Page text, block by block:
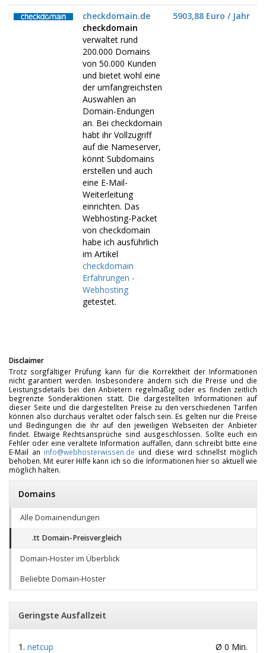
checkdomain.de
checkdomain
verwaltet rund
200.000 Domains
von 50.000 Kunden
und bietet wohl eine
der umfangreichsten
Auswahlen an
Domain-Endungen
an. Bei checkdomain
habt ihr Vollzugriff
auf die Nameserver,
könnt Subdomains
erstellen und auch
eine E-Mail-
Weiterleitung
einrichten. Das
Webhosting-Packet
von checkdomain
habe ich ausführlich
im Artikel
checkdomain
Erfahrungen -
Webhosting
getestet.
5903,88 Euro / Jahr
Disclaimer
Trotz sorgfältiger Prüfung kann für die Korrektheit der Informationen
nicht garantiert werden. Insbesondere ändern sich die Preise und die
Leistungsdetails bei den Anbietern regelmäßig oder es finden zeitlich
begrenzte Sonderaktionen statt. Die dargestellten Informationen auf
dieser Seite und die dargestellten Preise zu den verschiedenen Tarifen
können also durchaus veraltet oder falsch sein. Es gelten nur die Preise
und Bedingungen die ihr auf den jeweiligen Webseiten der Anbieter
findet. Etwaige Rechtsansprüche sind ausgeschlossen. Sollte euch ein
Fehler oder eine veraltete Information auffallen, dann schreibt bitte eine
E-Mail an info@webhosterwissen.de und diese wird schnellst möglich
behoben. Mit eurer Hilfe kann ich so die Informationen hier so aktuell wie
möglich halten.
Domains
Alle Domainendungen
.tt Domain-Preisvergleich
Domain-Hoster im Überblick
Beliebte Domain-Hoster
Geringste Ausfallzeit
netcup
Ø 0 Min.